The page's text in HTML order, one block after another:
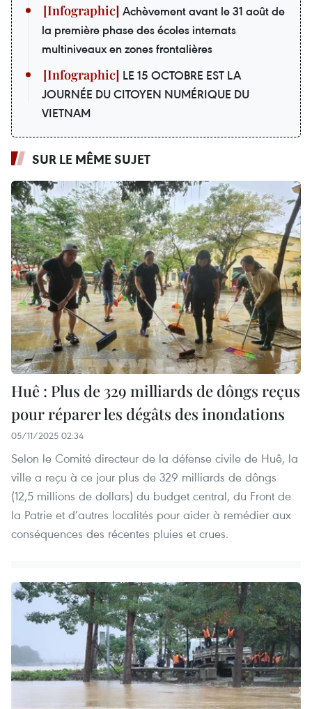
Achèvement avant le 31 août de
la première phase des écoles internats
multiniveaux en zones frontalières
LE 15 OCTOBRE EST LA
JOURNÉE DU CITOYEN NUMÉRIQUE DU
VIETNAM
SUR LE MÊME SUJET
Huê : Plus de 329 milliards de dôngs reçus
pour réparer les dégâts des inondations
05/11/2025 02:34
Selon le Comité directeur de la défense civile de Huê, la
ville a reçu à ce jour plus de 329 milliards de dôngs
(12,5 millions de dollars) du budget central, du Front de
la Patrie et d’autres localités pour aider à remédier aux
conséquences des récentes pluies et crues.